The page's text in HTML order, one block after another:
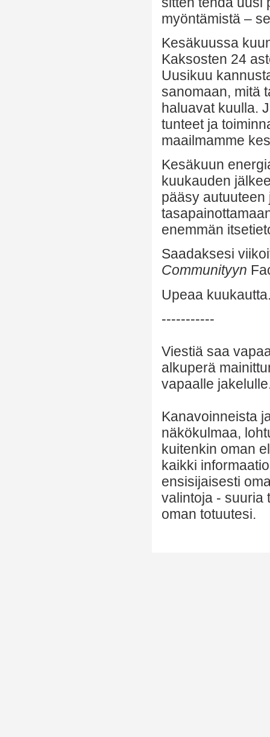
myöntämistä –
Kesäkuussa
Kaksosten 24
Uusikuu
sanomaan, mitä
haluavat kuulla.
tunteet ja
maailmamme
Kesäkuun
kuukauden
pääsy autuuteen
enemmän
Saadaksesi
Communityyn
Upeaa
-----------
Viestiä saa
alkuperä
vapaalle
Kanavoinneista
näkökulmaa,
kuitenkin oman
kaikki
ensisijaisesti
valintoja - suuria
oman totuutesi.